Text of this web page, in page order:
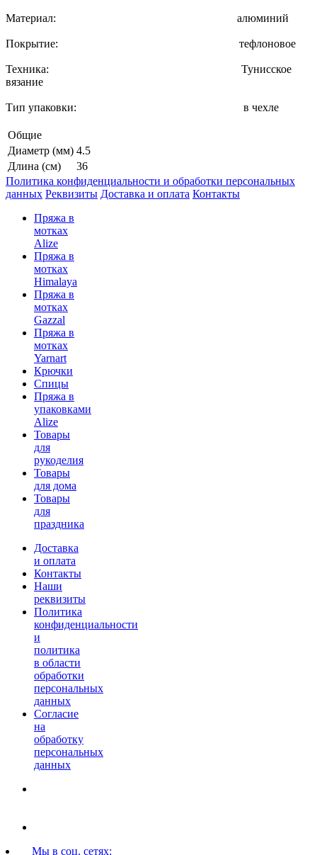
Материал: алюминий
Покрытие: тефлоновое
Техника: Тунисское
вязание
Тип упаковки: в чехле
Общие
Диаметр (мм) 4.5
Длина (см)
36
Политика конфиденциальности и обработки персональных
данных Реквизиты Доставка и оплата Контакты
Пряжа в
мотках
Alize
Пряжа в
мотках
Himalaya
Пряжа в
мотках
Gazzal
Пряжа в
мотках
Yarnart
Крючки
Спицы
Пряжа в
упаковками
Alize
Товары
для
рукоделия
Товары
для дома
Товары
для
праздника
Доставка
и оплата
Контакты
Наши
реквизиты
Политика
конфиденциальности
и
политика
в области
обработки
персональных
данных
Согласие
на
обработку
персональных
данных
Мы в соц. сетях: